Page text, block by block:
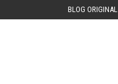
BLOG ORIGINAL